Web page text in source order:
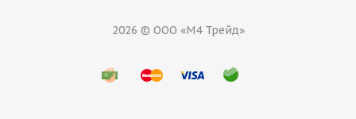
2026 © ООО «М4 Трейд»